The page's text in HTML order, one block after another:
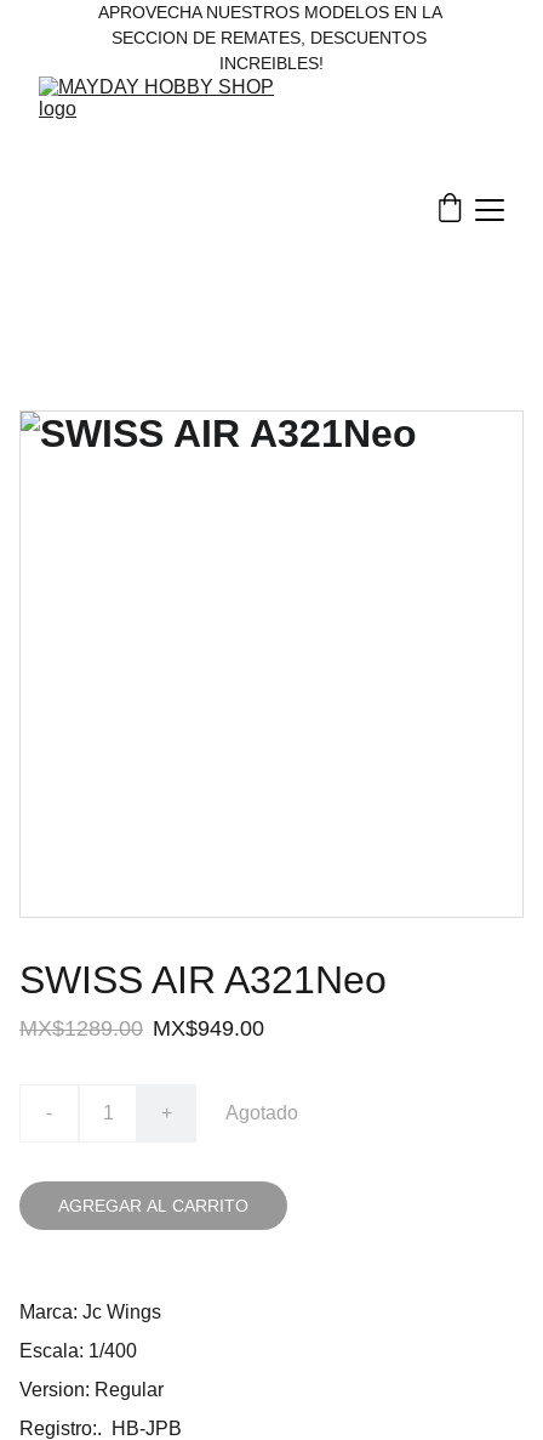
APROVECHA NUESTROS MODELOS EN LA
SECCION DE REMATES, DESCUENTOS
INCREIBLES!
SWISS AIR A321Neo
MX$1289.00 MX$949.00
- + Agotado
AGREGAR AL CARRITO
Marca: Jc Wings
Escala: 1/400
Version: Regular
Registro:. HB-JPB